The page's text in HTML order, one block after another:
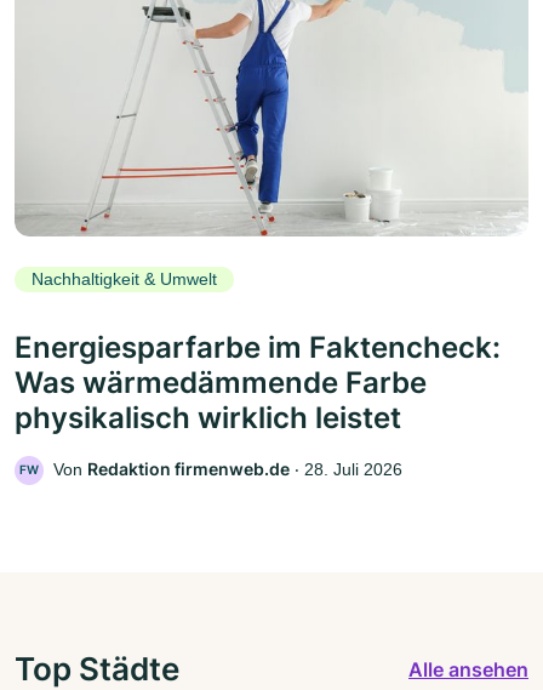
Nachhaltigkeit & Umwelt
Energiesparfarbe im Faktencheck:
Was wärmedämmende Farbe
physikalisch wirklich leistet
FW Von Redaktion firmenweb.de ‧ 28. Juli 2026
Top Städte Alle ansehen